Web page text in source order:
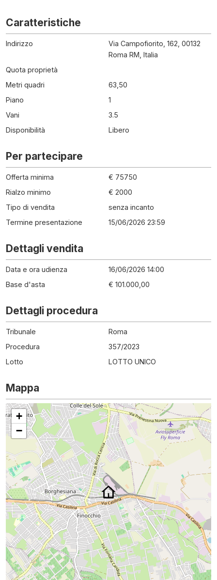
Caratteristiche
Indirizzo
Via Campofiorito, 162, 00132
Roma RM, Italia
Quota proprietà
Metri quadri
63,50
Piano
1
Vani
3.5
Disponibilità
Libero
Per partecipare
Offerta minima
€ 75750
Rialzo minimo
€ 2000
Tipo di vendita
senza incanto
Termine presentazione
15/06/2026 23:59
Dettagli vendita
Data e ora udienza
16/06/2026 14:00
Base d'asta
€ 101.000,00
Dettagli procedura
Tribunale
Roma
Procedura
357/2023
Lotto
LOTTO UNICO
Mappa
+
−